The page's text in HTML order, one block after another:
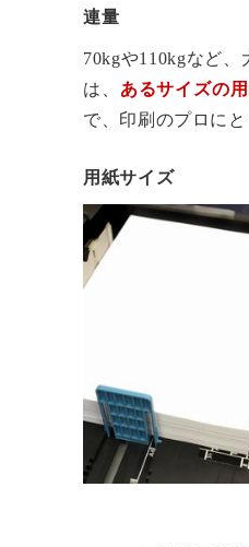
連量
70kgや110kgなど
は、 あるサイズの
で、印刷のプロに
用紙サイズ